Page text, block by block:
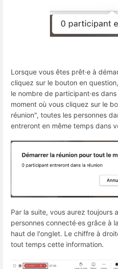
Lorsque vous êtes prêt·e à
cliquez sur le bouton en
le nombre de participant·es
moment où vous cliquez sur le
réunion", toutes les personnes
entreront en même temps dans
Par la suite, vous aurez toujours
personnes connecté·es grâce à
haut de l'onglet. Le chiffre à
tout temps cette information.